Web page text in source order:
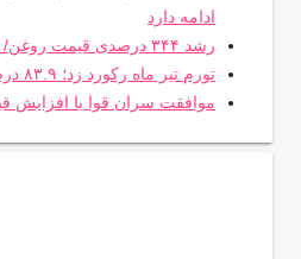
ادامه دارد
رشد ۳۴۴ درصدی قیمت روغن/ لبنیات چقدر گران شد؟
تورم تیر ماه رکورد زد؛ ۸۳.۹ درصد
موافقت سران قوا با افزایش